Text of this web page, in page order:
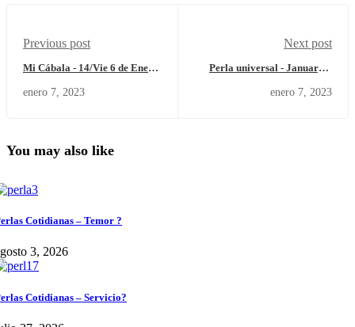
Previous post
Mi Cábala - 14/Vie 6 de Enero
enero 7, 2023
Next post
Perla universal - January 7
enero 7, 2023
You may also like
Cotidianas – Temor ?
3, 2026
Cotidianas – Servicio?